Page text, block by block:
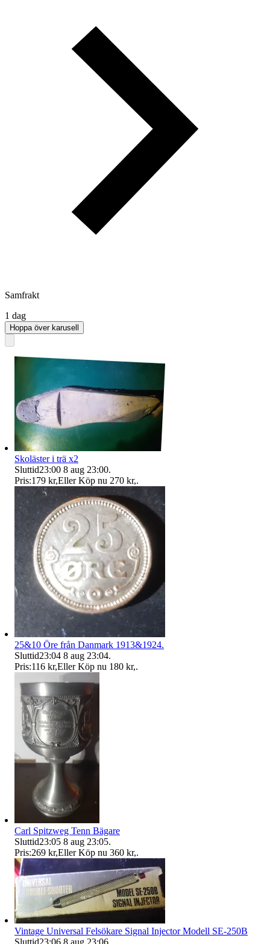
Samfrakt
1 dag
Hoppa över karusell
Skoläster i trä x2
Sluttid23:00 8 aug 23:00.
Pris:179 kr,Eller Köp nu 270 kr,.
25&10 Öre från Danmark 1913&1924.
Sluttid23:04 8 aug 23:04.
Pris:116 kr,Eller Köp nu 180 kr,.
Carl Spitzweg Tenn Bägare
Sluttid23:05 8 aug 23:05.
Pris:269 kr,Eller Köp nu 360 kr,.
Vintage Universal Felsökare Signal Injector Modell SE-250B
Sluttid23:06 8 aug 23:06